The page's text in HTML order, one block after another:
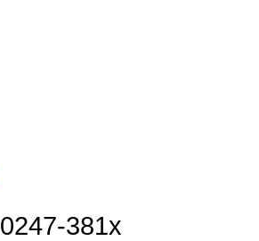
0247-381x